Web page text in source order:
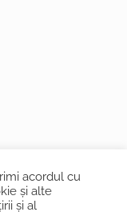
1, Bucuresti
acordul cu
și alte
și al